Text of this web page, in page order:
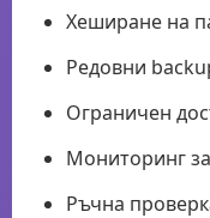
Хеширане на
Редовни
Ограничен
Мониторинг
Ръчна